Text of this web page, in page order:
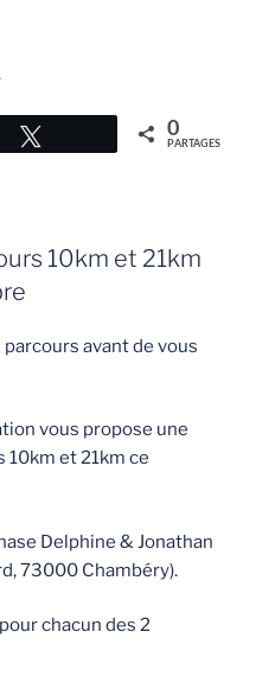
0
PARTAGES
10km et 21km
avant de vous
vous propose une
10km et 21km ce
Delphine & Jonathan
73000 Chambéry).
chacun des 2